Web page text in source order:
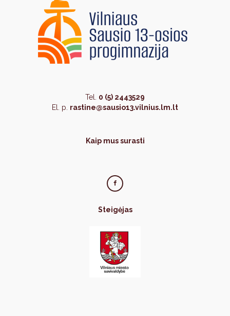
Tel. 0 (5) 2443529
El. p. rastine@sausio13.vilnius.lm.lt
Kaip mus surasti
Steigėjas